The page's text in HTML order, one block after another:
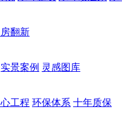
房翻新
实景案例 灵感图库
工程 环保体系 十年质保